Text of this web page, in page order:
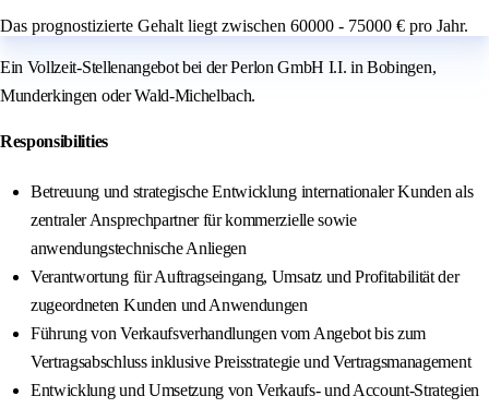
Das prognostizierte Gehalt liegt zwischen 60000 - 75000 € pro Jahr.
Ein Vollzeit‑Stellenangebot bei der Perlon GmbH I.I. in Bobingen,
Munderkingen oder Wald‑Michelbach.
Responsibilities
Betreuung und strategische Entwicklung internationaler Kunden als
zentraler Ansprechpartner für kommerzielle sowie
anwendungstechnische Anliegen
Verantwortung für Auftragseingang, Umsatz und Profitabilität der
zugeordneten Kunden und Anwendungen
Führung von Verkaufsverhandlungen vom Angebot bis zum
Vertragsabschluss inklusive Preisstrategie und Vertragsmanagement
Entwicklung und Umsetzung von Verkaufs‑ und Account‑Strategien